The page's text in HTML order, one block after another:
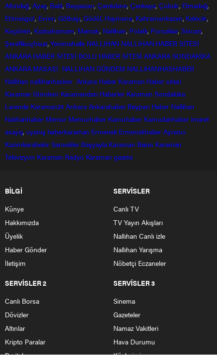
Altındağ,Ayaş, Balâ, Beypazarı, Çamlıdere, Çankaya, Çubuk, Elmadağ,
Etimesgut, Evren,Gölbaşı,Güdül, Haymana, Kahramankazan, Kalecik,
Keçiören, Kızılcahamam, Mamak, Nallıhan, Polatlı, Pursaklar,Sincan,
Şereflikoçhisar,Yenimahalle NALLIHAN NALLIHAN HABER SİTESİ
ANKARA HABER SİTESİ BOLU HABER SİTESİ ANKARA SONDAKİKA
ANKARA MASASI NALLIHAN GÜNDEM NALLIHANHASHABER
Nallihan nallihanhasber Ankara Haber Karaman Haber sitesi
Karaman Gündem Karamandan Haberler Karaman Sondakika
Larende Karaman24 Ankara Ankarahaber Beyparı Haber Nallıhan
Nalıhanhaber Memur Memurhaber Kamuhaber Kamudanhaber imaret
asayiş, uyanış haberkaraman Ermenek Ermenekhaber Ayrancı
Kazımkarabekir Sarıveliler Başyayla Karaman Basın Karaman
Televizyon Karaman Radyo Karaman gazete
BİLGİ
Künye
Hakkımızda
Üyelik
Haber Gönder
İletişim
SERVİSLER
Canlı TV
TV Yayın Akışları
Nallıhan Canlı izle
Nallıhan Yarışma
Nöbetçi Eczaneler
SERVİSLER 2
Canlı Borsa
Dövizler
Altınlar
Kripto Paralar
Pariteler
SERVİSLER 3
Sinema
Gazeteler
Namaz Vakitleri
Hava Durumu
Köylerimiz